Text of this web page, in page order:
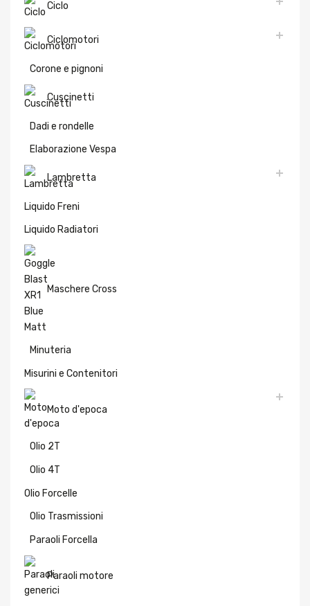
Ciclo
Ciclomotori
Corone e pignoni
Cuscinetti
Dadi e rondelle
Elaborazione Vespa
Lambretta
Liquido Freni
Liquido Radiatori
Maschere Cross
Minuteria
Misurini e Contenitori
Moto d'epoca
Olio 2T
Olio 4T
Olio Forcelle
Olio Trasmissioni
Paraoli Forcella
Paraoli motore